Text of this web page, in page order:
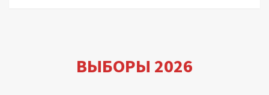
ВЫБОРЫ 2026